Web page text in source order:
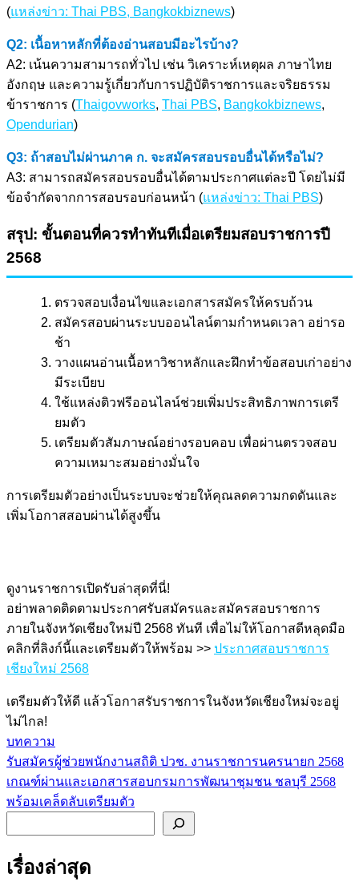
(แหล่งข่าว: Thai PBS, Bangkokbiznews)
Q2: เนื้อหาหลักที่ต้องอ่านสอบมีอะไรบ้าง?
A2: เน้นความสามารถทั่วไป เช่น วิเคราะห์เหตุผล ภาษาไทย
อังกฤษ และความรู้เกี่ยวกับการปฏิบัติราชการและจริยธรรม
ข้าราชการ (Thaigovworks, Thai PBS, Bangkokbiznews,
Opendurian)
Q3: ถ้าสอบไม่ผ่านภาค ก. จะสมัครสอบรอบอื่นได้หรือไม่?
A3: สามารถสมัครสอบรอบอื่นได้ตามประกาศแต่ละปี โดยไม่มี
ข้อจำกัดจากการสอบรอบก่อนหน้า (แหล่งข่าว: Thai PBS)
สรุป: ขั้นตอนที่ควรทำทันทีเมื่อเตรียมสอบราชการปี
2568
ตรวจสอบเงื่อนไขและเอกสารสมัครให้ครบถ้วน
สมัครสอบผ่านระบบออนไลน์ตามกำหนดเวลา อย่ารอ
ช้า
วางแผนอ่านเนื้อหาวิชาหลักและฝึกทำข้อสอบเก่าอย่าง
มีระเบียบ
ใช้แหล่งติวฟรีออนไลน์ช่วยเพิ่มประสิทธิภาพการเตรี
ยมตัว
เตรียมตัวสัมภาษณ์อย่างรอบคอบ เพื่อผ่านตรวจสอบ
ความเหมาะสมอย่างมั่นใจ
การเตรียมตัวอย่างเป็นระบบจะช่วยให้คุณลดความกดดันและ
เพิ่มโอกาสสอบผ่านได้สูงขึ้น
ดูงานราชการเปิดรับล่าสุดที่นี่!
อย่าพลาดติดตามประกาศรับสมัครและสมัครสอบราชการ
ภายในจังหวัดเชียงใหม่ปี 2568 ทันที เพื่อไม่ให้โอกาสดีหลุดมือ
คลิกที่ลิงก์นี้และเตรียมตัวให้พร้อม >> ประกาศสอบราชการ
เชียงใหม่ 2568
เตรียมตัวให้ดี แล้วโอกาสรับราชการในจังหวัดเชียงใหม่จะอยู่
ไม่ไกล!
บทความ
แนะแนว
เรื่อง
รับสมัครผู้ช่วยพนักงานสถิติ ปวช. งานราชการนครนายก 2568
เกณฑ์ผ่านและเอกสารสอบกรมการพัฒนาชุมชน ชลบุรี 2568
พร้อมเคล็ดลับเตรียมตัว
เรื่องล่าสุด